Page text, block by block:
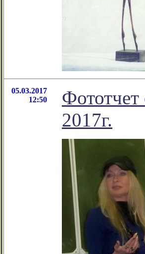
05.03.2017
12:50
Фототчет
2017г.